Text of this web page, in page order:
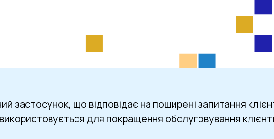
застосунок, що відповідає на поширені запитання
для покращення обслуговування